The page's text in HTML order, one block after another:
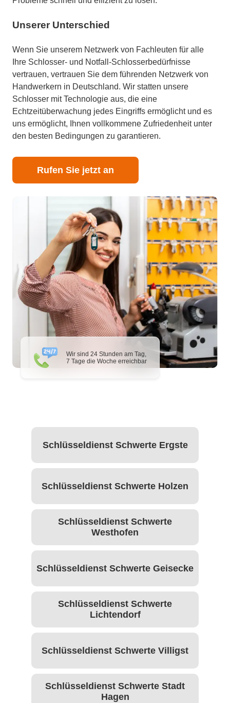
Wir sind 24 Stunden am Tag,
7 Tage die Woche erreichbar
Unserer Unterschied
Wenn Sie unserem Netzwerk von Fachleuten für alle
Ihre Schlosser- und Notfall-Schlosserbedürfnisse
vertrauen, vertrauen Sie dem führenden Netzwerk von
Handwerkern in Deutschland. Wir statten unsere
Schlosser mit Technologie aus, die eine
Echtzeitüberwachung jedes Eingriffs ermöglicht und es
uns ermöglicht, Ihnen vollkommene Zufriedenheit unter
den besten Bedingungen zu garantieren.
Rufen Sie jetzt an
Schlüsseldienst Schwerte Ergste
Schlüsseldienst Schwerte Holzen
Schlüsseldienst Schwerte
Westhofen
Schlüsseldienst Schwerte Geisecke
Schlüsseldienst Schwerte
Lichtendorf
Schlüsseldienst Schwerte Villigst
Schlüsseldienst Schwerte Stadt
Hagen